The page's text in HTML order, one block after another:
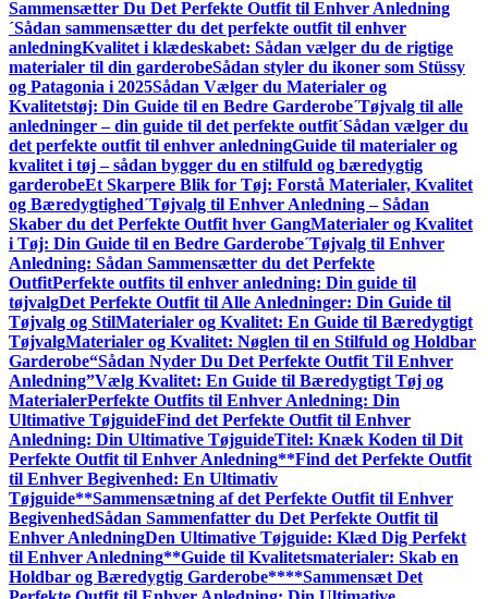
Sammensætter Du Det Perfekte Outfit til Enhver Anledning
´Sådan sammensætter du det perfekte outfit til enhver
anledningKvalitet i klædeskabet: Sådan vælger du de rigtige
materialer til din garderobeSådan styler du ikoner som Stüssy
og Patagonia i 2025Sådan Vælger du Materialer og
Kvalitetstøj: Din Guide til en Bedre Garderobe´Tøjvalg til alle
anledninger – din guide til det perfekte outfit´Sådan vælger du
det perfekte outfit til enhver anledningGuide til materialer og
kvalitet i tøj – sådan bygger du en stilfuld og bæredygtig
garderobeEt Skarpere Blik for Tøj: Forstå Materialer, Kvalitet
og Bæredygtighed´Tøjvalg til Enhver Anledning – Sådan
Skaber du det Perfekte Outfit hver GangMaterialer og Kvalitet
i Tøj: Din Guide til en Bedre Garderobe´Tøjvalg til Enhver
Anledning: Sådan Sammen­sætter du det Perfekte
OutfitPerfekte outfits til enhver anledning: Din guide til
tøjvalgDet Perfekte Outfit til Alle Anledninger: Din Guide til
Tøjvalg og StilMaterialer og Kvalitet: En Guide til Bæredygtigt
TøjvalgMaterialer og Kvalitet: Nøglen til en Stilfuld og Holdbar
Garderobe“Sådan Nyder Du Det Perfekte Outfit Til Enhver
Anledning”Vælg Kvalitet: En Guide til Bæredygtigt Tøj og
MaterialerPerfekte Outfits til Enhver Anledning: Din
Ultimative TøjguideFind det Perfekte Outfit til Enhver
Anledning: Din Ultimative TøjguideTitel: Knæk Koden til Dit
Perfekte Outfit til Enhver Anledning**Find det Perfekte Outfit
til Enhver Begivenhed: En Ultimativ
Tøjguide**Sammensætning af det Perfekte Outfit til Enhver
BegivenhedSådan Sammenfatter du Det Perfekte Outfit til
Enhver AnledningDen Ultimative Tøjguide: Klæd Dig Perfekt
til Enhver Anledning**Guide til Kvalitetsmaterialer: Skab en
Holdbar og Bæredygtig Garderobe****Sammensæt Det